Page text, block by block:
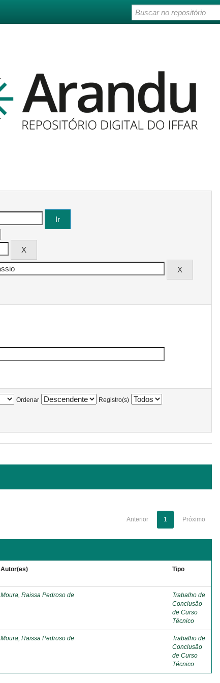
Ordenar Registro(s)
Anterior 1 Próximo
Autor(es) Tipo
Moura, Raissa Pedroso de
Trabalho de
Conclusão
de Curso
Técnico
Moura, Raissa Pedroso de
Trabalho de
Conclusão
de Curso
Técnico